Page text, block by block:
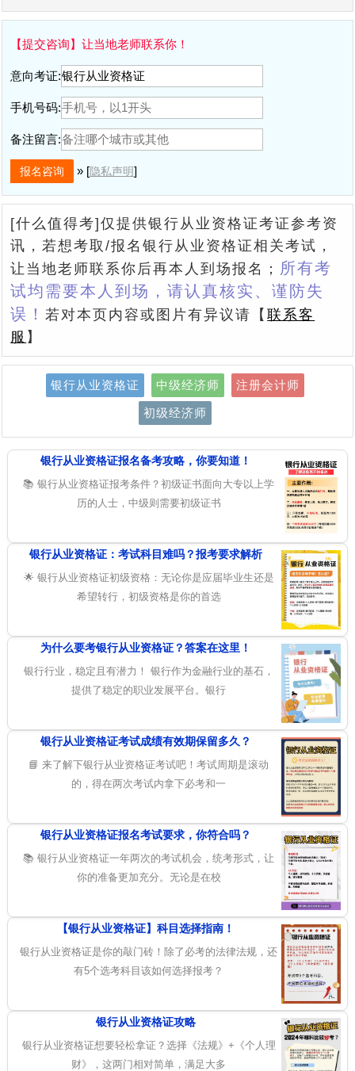
【提交咨询】让当地老师联系你！
意向考证:
手机号码:
备注留言:
» [隐私声明]
[什么值得考]仅提供银行从业资格证考证参考资
讯，若想考取/报名银行从业资格证相关考试，
让当地老师联系你后再本人到场报名； 所有考
试均需要本人到场，请认真核实、谨防失
误！ 若对本页内容或图片有异议请【联系客
服 】
银行从业资格证 中级经济师 注册会计师
初级经济师
银行从业资格证报名备考攻略，你要知道！
📚 银行从业资格证报考条件？初级证书面向大专以上学
历的人士，中级则需要初级证书
银行从业资格证：考试科目难吗？报考要求解析
🌟 银行从业资格证初级资格：无论你是应届毕业生还是
希望转行，初级资格是你的首选
为什么要考银行从业资格证？答案在这里！
银行行业，稳定且有潜力！ 银行作为金融行业的基石，
提供了稳定的职业发展平台。银行
银行从业资格证考试成绩有效期保留多久？
📘 来了解下银行从业资格证考试吧！考试周期是滚动
的，得在两次考试内拿下必考和一
银行从业资格证报名考试要求，你符合吗？
📚 银行从业资格证一年两次的考试机会，统考形式，让
你的准备更加充分。无论是在校
【银行从业资格证】科目选择指南！
银行从业资格证是你的敲门砖！除了必考的法律法规，还
有5个选考科目该如何选择报考？
银行从业资格证攻略
银行从业资格证想要轻松拿证？选择《法规》+《个人理
财》，这两门相对简单，满足大多